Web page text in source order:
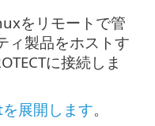
をリモートで管
ィ製品をホストす
に接続しま
展開します。